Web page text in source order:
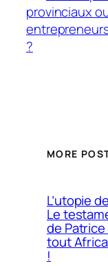
provinciaux
?
MORE
L’utopie
Le
de
tout
!